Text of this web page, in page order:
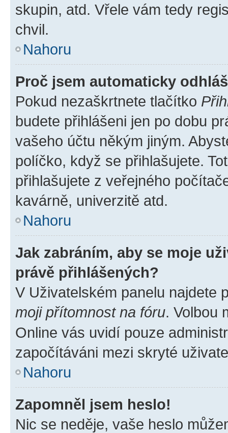
skupin, atd. Vřele vám tedy
chvil.
Nahoru
Proč jsem automaticky
Pokud nezaškrtnete tlačítko
budete přihlášeni jen po dobu
vašeho účtu někým jiným.
políčko, když se přihlašujete.
přihlašujete z veřejného
kavárně, univerzitě atd.
Nahoru
Jak zabráním, aby se moje
právě přihlášených?
V Uživatelském panelu najdete
moji přítomnost na fóru. Volbou
Online vás uvidí pouze
započítáváni mezi skryté
Nahoru
Zapomněl jsem heslo!
Nic se neděje, vaše heslo